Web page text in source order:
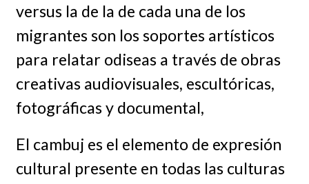
versus la de la de cada una de los
migrantes son los soportes artísticos
para relatar odiseas a través de obras
creativas audiovisuales, escultóricas,
fotográficas y documental,
El cambuj es el elemento de expresión
cultural presente en todas las culturas